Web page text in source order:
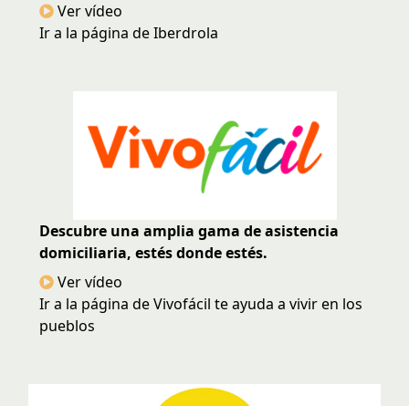
Ver vídeo
Ir a la página de Iberdrola
Descubre una amplia gama de asistencia
domiciliaria, estés donde estés.
Ver vídeo
Ir a la página de Vivofácil te ayuda a vivir en los
pueblos